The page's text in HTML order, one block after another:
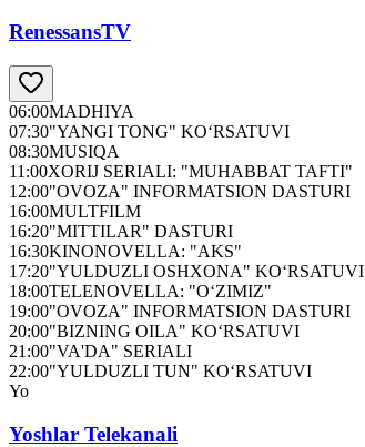
RenessansTV
06:00MADHIYA
07:30"YANGI TONG" KO‘RSATUVI
08:30MUSIQA
11:00XORIJ SERIALI: "MUHABBAT TAFTI"
12:00"OVOZA" INFORMATSION DASTURI
16:00MULTFILM
16:20"MITTILAR" DASTURI
16:30KINONOVELLA: "AKS"
17:20"YULDUZLI OSHXONA" KO‘RSATUVI
18:00TELENOVELLA: "O‘ZIMIZ"
19:00"OVOZA" INFORMATSION DASTURI
20:00"BIZNING OILA" KO‘RSATUVI
21:00"VA'DA" SERIALI
22:00"YULDUZLI TUN" KO‘RSATUVI
Yo
Yoshlar Telekanali